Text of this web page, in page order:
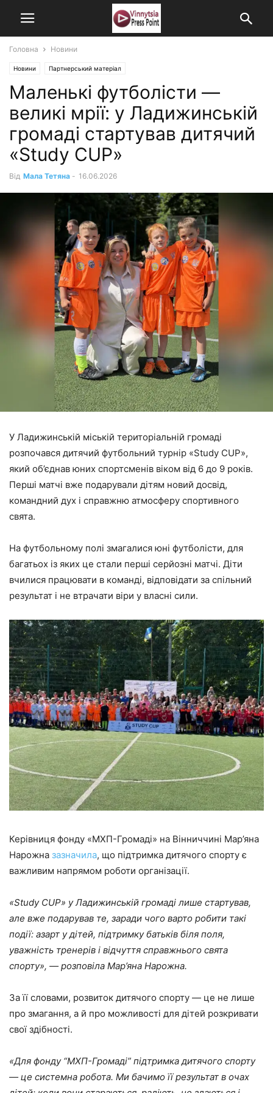
Головна Новини
Новини Партнерський матеріал
Маленькі футболісти —
великі мрії: у Ладижинській
громаді стартував дитячий
«Study CUP»
Від Мала Тетяна - 16.06.2026
У Ладижинській міській територіальній громаді
розпочався дитячий футбольний турнір «Study CUP»,
який об’єднав юних спортсменів віком від 6 до 9 років.
Перші матчі вже подарували дітям новий досвід,
командний дух і справжню атмосферу спортивного
свята.
На футбольному полі змагалися юні футболісти, для
багатьох із яких це стали перші серйозні матчі. Діти
вчилися працювати в команді, відповідати за спільний
результат і не втрачати віри у власні сили.
Керівниця фонду «МХП-Громаді» на Вінниччині Мар’яна
Нарожна зазначила, що підтримка дитячого спорту є
важливим напрямом роботи організації.
«Study CUP» у Ладижинській громаді лише стартував,
але вже подарував те, заради чого варто робити такі
події: азарт у дітей, підтримку батьків біля поля,
уважність тренерів і відчуття справжнього свята
спорту», — розповіла Мар’яна Нарожна.
За її словами, розвиток дитячого спорту — це не лише
про змагання, а й про можливості для дітей розкривати
свої здібності.
«Для фонду “МХП-Громаді” підтримка дитячого спорту
— це системна робота. Ми бачимо її результат в очах